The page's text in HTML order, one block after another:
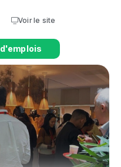
Voir le site